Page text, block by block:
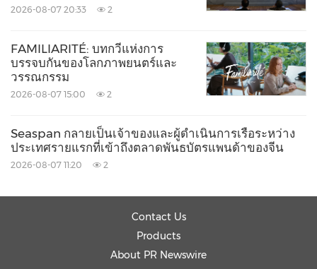
Valgiurata มีสำนักงานใหญ่ในเมืองเจนีวา และมี
หมู่เกาะเคย์แมน บัวโนสไอเรส และมอนเตวิเดโอ
ISPBM ถูกรวมเข้ากับ Fideuram ในปี 2561 บริษัทมี
สินทรัพย์ภายใต้การจัดการราว 5.7 พันล้านฟรังก์สวิส
(5.1 พันล้านยูโร) และมีผู้เชี่ยวชาญ 172 คน ณ วันที่ 31
มีนาคม 2564
REYL Group ก่อตั้งขึ้นในปี 2516 โดย Dominique
Reyl เป็นกลุ่มธนาคารที่มีความหลากหลายสำหรับผู้
2026-08-07 20:33 2
FAMILIARITÉ: บทกวีแห่งการ
บรรจบกันของโลกภาพยนตร์และ
วรรณกรรม
2026-08-07 15:00 2
Seaspan กลายเป็นเจ้าของและผู้ดำเนินการเรือระหว่าง
ประเทศรายแรกที่เข้าถึงตลาดพันธบัตรแพนด้าของจีน
2026-08-07 11:20 2
Contact Us
Products
About PR Newswire